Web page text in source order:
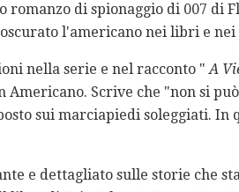
romanzo di spionaggio di 007 di
l'americano nei libri e
nella serie e nel racconto "A
Americano. Scrive che "non si
sui marciapiedi soleggiati. In
e dettagliato sulle storie che